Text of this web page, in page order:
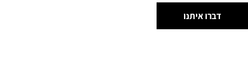
דברו איתנו